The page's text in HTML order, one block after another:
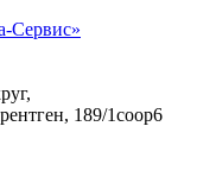
189/1соор6